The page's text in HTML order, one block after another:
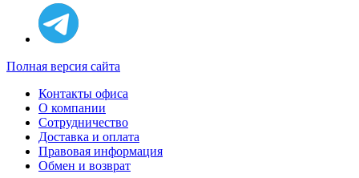
Полная версия сайта
Контакты офиса
О компании
Сотрудничество
Доставка и оплата
Правовая информация
Обмен и возврат